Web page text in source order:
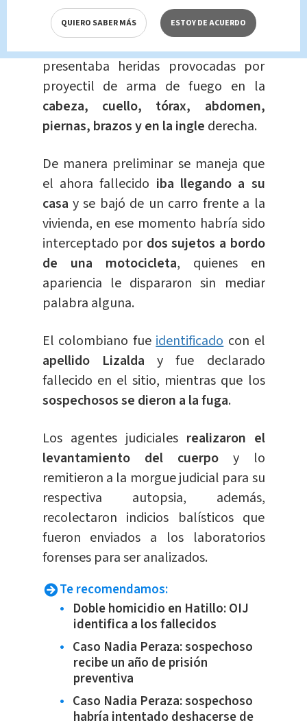
El Organismo de Investigación Judicial
(OIJ), informó que el hombre
presentaba heridas provocadas por
proyectil de arma de fuego en la
cabeza, cuello, tórax, abdomen,
piernas, brazos y en la ingle derecha.
​De manera preliminar se maneja que
el ahora fallecido iba llegando a su
casa y se bajó de un carro frente a la
vivienda, en ese momento habría sido
interceptado por dos sujetos a bordo
de una motocicleta, quienes en
apariencia le dispararon sin mediar
palabra alguna.
El colombiano fueidentificadocon el
apellido Lizalda y fue declarado
fallecido en el sitio, mientras que los
sospechosos se dieron a la fuga.
Los agentes judiciales realizaron el
levantamiento del cuerpo y lo
remitieron a la morgue judicial para su
respectiva autopsia, además,
recolectaron indicios balísticos que
fueron enviados a los laboratorios
forenses para ser analizados.
Te recomendamos:
Doble homicidio en Hatillo: OIJ
identifica a los fallecidos
Caso Nadia Peraza: sospechoso
recibe un año de prisión
preventiva
Caso Nadia Peraza: sospechoso
habría intentado deshacerse de
QUIERO SABER MÁS ESTOY DE ACUERDO